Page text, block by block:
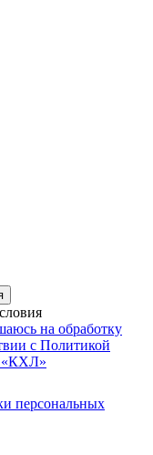
на обработку
с Политикой
«КХЛ»
персональных